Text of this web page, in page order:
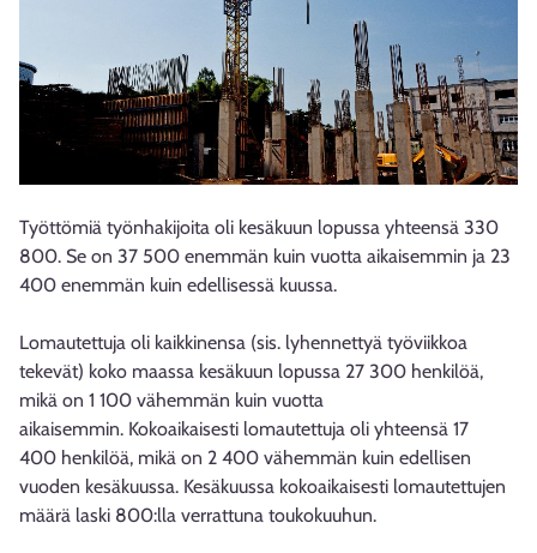
Työttömiä työnhakijoita oli kesäkuun lopussa yhteensä 330
800. Se on 37 500 enemmän kuin vuotta aikaisemmin ja 23
400 enemmän kuin edellisessä kuussa.
Lomautettuja oli kaikkinensa (sis. lyhennettyä työviikkoa
tekevät) koko maassa kesäkuun lopussa 27 300 henkilöä,
mikä on 1 100 vähemmän kuin vuotta
aikaisemmin. Kokoaikaisesti lomautettuja oli yhteensä 17
400 henkilöä, mikä on 2 400 vähemmän kuin edellisen
vuoden kesäkuussa. Kesäkuussa kokoaikaisesti lomautettujen
määrä laski 800:lla verrattuna toukokuuhun.